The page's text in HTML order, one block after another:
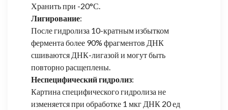
Хранить при -20°С.
Лигирование:
После гидролиза 10-кратным избытком
фермента более 90% фрагментов ДНК
сшиваются ДНК-лигазой и могут быть
повторно расщеплены.
Неспецифический гидролиз:
Картина специфического гидролиза не
изменяется при обработке 1 мкг ДНК 20 ед